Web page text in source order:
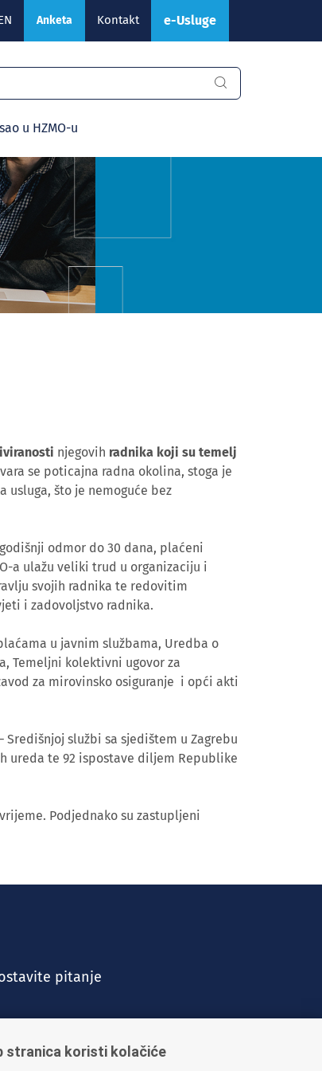
Anketa Kontakt e-Usluge
u HZMO-u
njegovih radnika koji su temelj
se poticajna radna okolina, stoga je
usluga, što je nemoguće bez
odmor do 30 dana, plaćeni
a ulažu veliki trud u organizaciju i
svojih radnika te redovitim
i zadovoljstvo radnika.
u javnim službama, Uredba o
Temeljni kolektivni ugovor za
za mirovinsko osiguranje i opći akti
službi sa sjedištem u Zagrebu
ureda te 92 ispostave diljem Republike
Podjednako su zastupljeni
pitanje
stranica koristi kolačiće